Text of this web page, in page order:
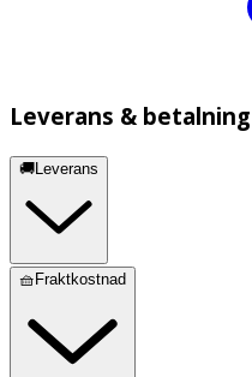
Leverans & betalning
🚚Leverans
🧺Fraktkostnad